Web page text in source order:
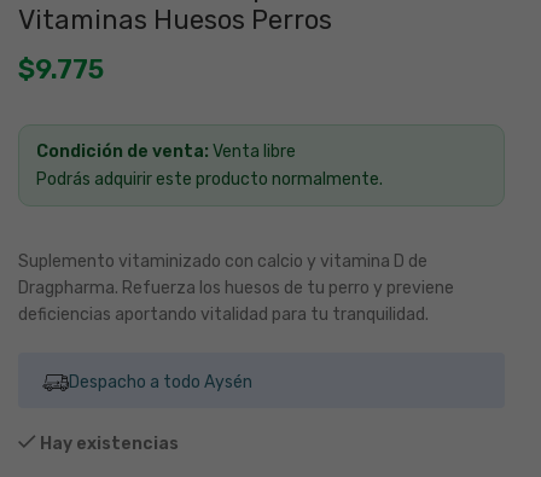
Vitaminas Huesos Perros
$9.775
Condición de venta: Venta libre
Podrás adquirir este producto normalmente.
Suplemento vitaminizado con calcio y vitamina D de
Dragpharma. Refuerza los huesos de tu perro y previene
deficiencias aportando vitalidad para tu tranquilidad.
Despacho a todo Aysén
Hay existencias